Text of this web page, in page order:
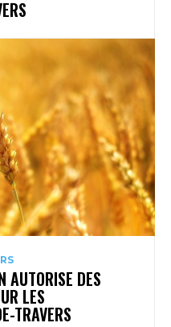
AUTORISE DES
LES
TRAVERS